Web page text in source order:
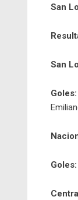
San
San
Goles:
Goles: